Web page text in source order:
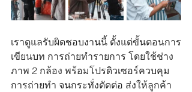
เราดูแลรับผิดชอบงานนี้ ตั้งแต่ขั้นตอนการ
เขียนบท การถ่ายทำรายการ โดยใช้ช่าง
ภาพ 2 กล้อง พร้อมโปรดิวเซอร์ควบคุม
การถ่ายทำ จนกระทั่งตัดต่อ ส่งให้ลูกค้า